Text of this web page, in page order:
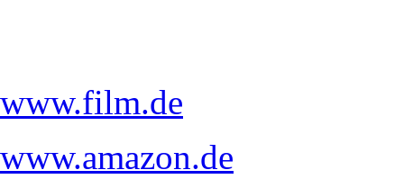
www.film.de
www.amazon.de